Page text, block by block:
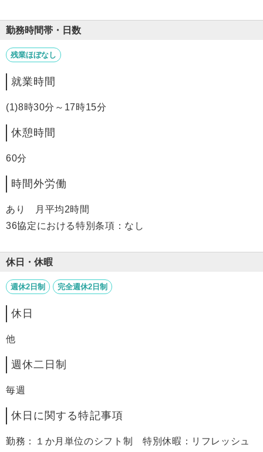
勤務時間帯・日数
残業ほぼなし
就業時間
(1)8時30分～17時15分
休憩時間
60分
時間外労働
あり 月平均2時間
36協定における特別条項：なし
休日・休暇
週休2日制 完全週休2日制
休日
他
週休二日制
毎週
休日に関する特記事項
勤務：１か月単位のシフト制 特別休暇：リフレッシュ